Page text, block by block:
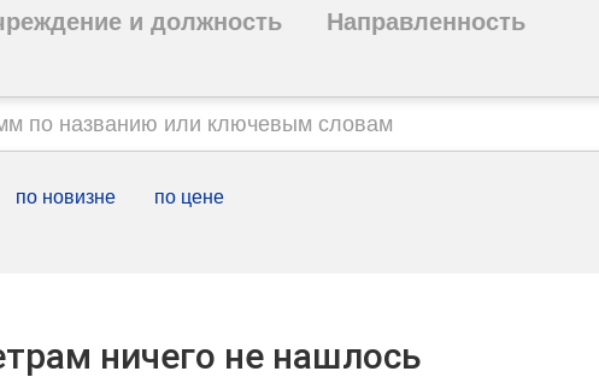
и должность Направленность
по новизне по цене
ничего не нашлось